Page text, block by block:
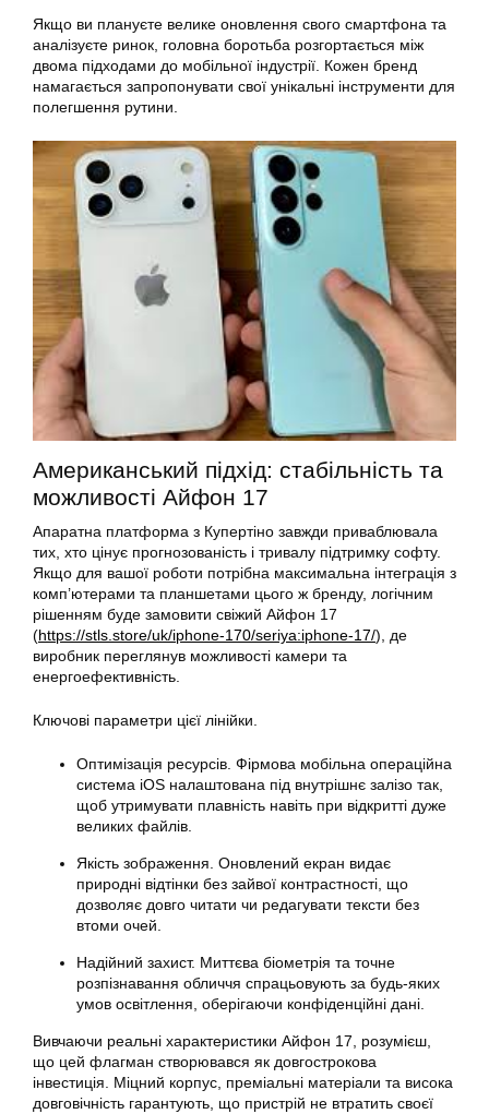
Якщо ви плануєте велике оновлення свого смартфона та
аналізуєте ринок, головна боротьба розгортається між
двома підходами до мобільної індустрії. Кожен бренд
намагається запропонувати свої унікальні інструменти для
полегшення рутини.
Американський підхід: стабільність та
можливості Айфон 17
Апаратна платформа з Купертіно завжди приваблювала
тих, хто цінує прогнозованість і тривалу підтримку софту.
Якщо для вашої роботи потрібна максимальна інтеграція з
комп’ютерами та планшетами цього ж бренду, логічним
рішенням буде замовити свіжий Айфон 17
(https://stls.store/uk/iphone-170/seriya:iphone-17/), де
виробник переглянув можливості камери та
енергоефективність.
Ключові параметри цієї лінійки.
Оптимізація ресурсів. Фірмова мобільна операційна
система iOS налаштована під внутрішнє залізо так,
щоб утримувати плавність навіть при відкритті дуже
великих файлів.
Якість зображення. Оновлений екран видає
природні відтінки без зайвої контрастності, що
дозволяє довго читати чи редагувати тексти без
втоми очей.
Надійний захист. Миттєва біометрія та точне
розпізнавання обличчя спрацьовують за будь-яких
умов освітлення, оберігаючи конфіденційні дані.
Вивчаючи реальні характеристики Айфон 17, розумієш,
що цей флагман створювався як довгострокова
інвестиція. Міцний корпус, преміальні матеріали та висока
довговічність гарантують, що пристрій не втратить своєї